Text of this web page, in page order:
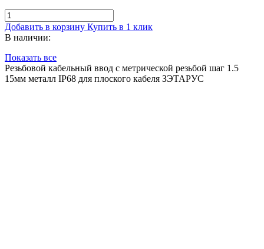
Добавить в корзину Купить в 1 клик
В наличии:
Показать все
Резьбовой кабельный ввод с метрической резьбой шаг 1.5
15мм металл IP68 для плоского кабеля ЗЭТАРУС